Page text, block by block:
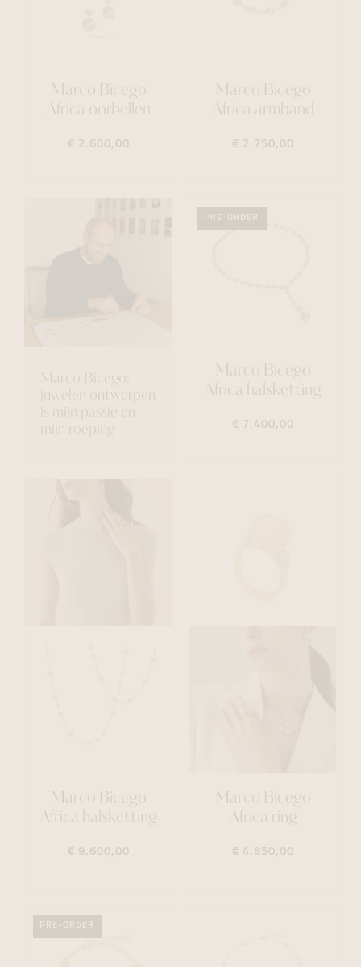
Marco Bicego
Africa oorbellen
€ 2.600,00
Marco Bicego
Africa armband
€ 2.750,00
Marco Bicego:
juwelen ontwerpen
is mijn passie en
mijn roeping
PRE-ORDER
Marco Bicego
Africa halsketting
€ 7.400,00
Marco Bicego
Africa halsketting
€ 9.600,00
Marco Bicego
Africa ring
€ 4.850,00
PRE-ORDER